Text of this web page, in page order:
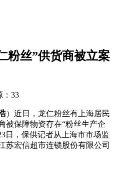
粉丝”供货商被立案
：33
）近日，龙仁粉丝有上海居民
被保障物资存在“粉丝生产企
日，保供记者从上海市市场监
苏宏信超市连锁股份有限公司